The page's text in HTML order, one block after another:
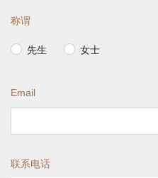
称谓
先生 女士
Email
联系电话